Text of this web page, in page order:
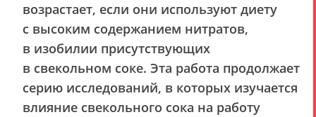
возрастает, если они используют диету
с высоким содержанием нитратов,
в изобилии присутствующих
в свекольном соке. Эта работа продолжает
серию исследований, в которых изучается
влияние свекольного сока на работу